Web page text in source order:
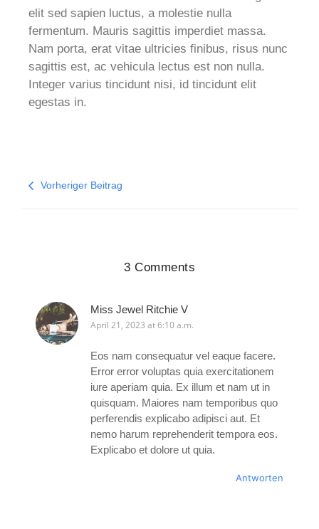
elit sed sapien luctus, a molestie nulla
fermentum. Mauris sagittis imperdiet massa.
Nam porta, erat vitae ultricies finibus, risus nunc
sagittis est, ac vehicula lectus est non nulla.
Integer varius tincidunt nisi, id tincidunt elit
egestas in.
Vorheriger Beitrag
3 Comments
Miss Jewel Ritchie V
April 21, 2023 at 6:10 a.m.
Eos nam consequatur vel eaque facere.
Error error voluptas quia exercitationem
iure aperiam quia. Ex illum et nam ut in
quisquam. Maiores nam temporibus quo
perferendis explicabo adipisci aut. Et
nemo harum reprehenderit tempora eos.
Explicabo et dolore ut quia.
Antworten